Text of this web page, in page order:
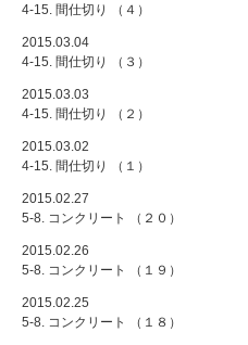
4-15. 間仕切り （４）
2015.03.04
4-15. 間仕切り （３）
2015.03.03
4-15. 間仕切り （２）
2015.03.02
4-15. 間仕切り （１）
2015.02.27
5-8. コンクリート （２０）
2015.02.26
5-8. コンクリート （１９）
2015.02.25
5-8. コンクリート （１８）